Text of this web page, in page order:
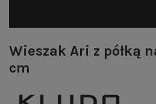
Wieszak Ari z półką
cm